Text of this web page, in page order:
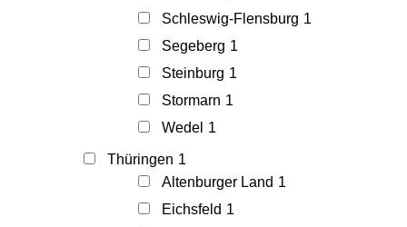
Schleswig-Flensburg 1
Segeberg 1
Steinburg 1
Stormarn 1
Wedel 1
Thüringen 1
Altenburger Land 1
Eichsfeld 1